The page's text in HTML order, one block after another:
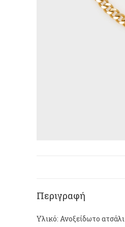
Περιγραφή
Υλικό: Ανοξείδωτο ατσάλι